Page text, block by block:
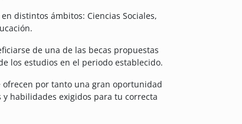
distintos ámbitos: Ciencias Sociales,
de una de las becas propuestas
los estudios en el periodo establecido.
ofrecen por tanto una gran oportunidad
habilidades exigidos para tu correcta